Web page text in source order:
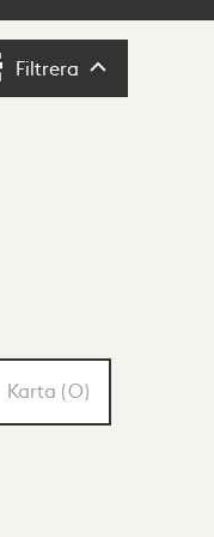
Filtrera Filtrera
Karta (0)